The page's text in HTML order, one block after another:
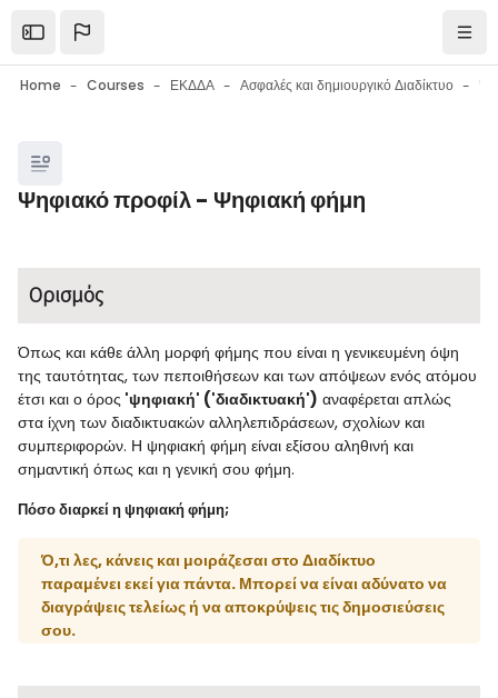
Open the sidebar
Home Courses ΕΚΔΔΑ Ασφαλές και δημιουργικό Διαδίκτυο
Blocks
Ψηφιακό προφίλ - Ψηφιακή φήμη
Blocks
Ορισμός
Όπως και κάθε άλλη μορφή φήμης που είναι η γενικευμένη όψη
της ταυτότητας, των πεποιθήσεων και των απόψεων ενός ατόμου
έτσι και ο όρος 'ψηφιακή' ('διαδικτυακή') αναφέρεται απλώς
στα ίχνη των διαδικτυακών αλληλεπιδράσεων, σχολίων και
συμπεριφορών. Η ψηφιακή φήμη είναι εξίσου αληθινή και
σημαντική όπως και η γενική σου φήμη.
Πόσο διαρκεί η ψηφιακή φήμη;
Ό,τι λες, κάνεις και μοιράζεσαι στο Διαδίκτυο
παραμένει εκεί για πάντα. Μπορεί να είναι αδύνατο να
διαγράψεις τελείως ή να αποκρύψεις τις δημοσιεύσεις
σου.